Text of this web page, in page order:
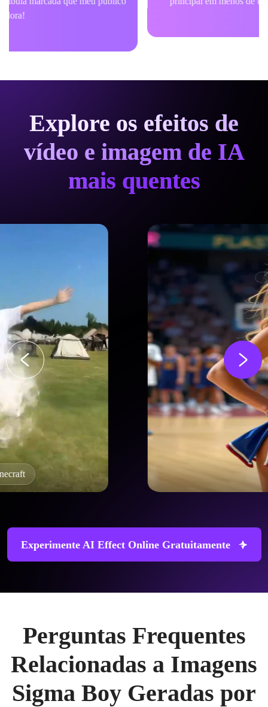
Explore os efeitos de
vídeo e imagem de IA
mais quentes
Efeito twerking AI
Experimente AI Effect Online Gratuitamente
Perguntas Frequentes
Relacionadas a Imagens
Sigma Boy Geradas por